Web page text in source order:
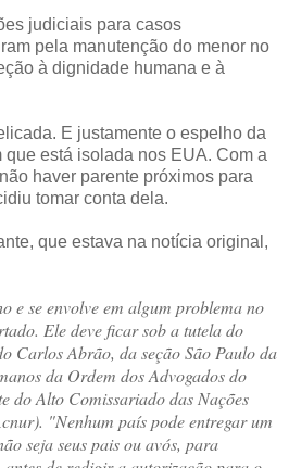
judiciais para casos
pela manutenção do menor no
à dignidade humana e à
E justamente o espelho da
está isolada nos EUA. Com a
haver parente próximos para
tomar conta dela.
que estava na notícia original,
e se envolve em algum problema no
Ele deve ficar sob a tutela do
Carlos Abrão, da seção São Paulo da
da Ordem dos Advogados do
do Alto Comissariado das Nações
"Nenhum país pode entregar um
seja seus pais ou avós, para